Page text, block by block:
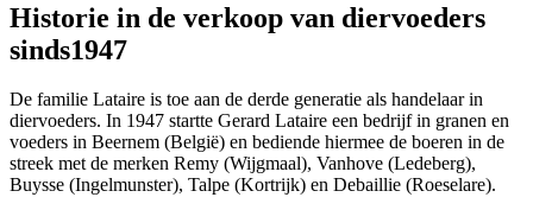
Historie in de verkoop van diervoeders
sinds1947
De familie Lataire is toe aan de derde generatie als handelaar in
diervoeders. In 1947 startte Gerard Lataire een bedrijf in granen en
voeders in Beernem (België) en bediende hiermee de boeren in de
streek met de merken Remy (Wijgmaal), Vanhove (Ledeberg),
Buysse (Ingelmunster), Talpe (Kortrijk) en Debaillie (Roeselare).